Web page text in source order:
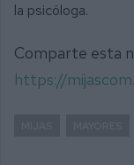
la psicóloga.
Comparte esta
https://